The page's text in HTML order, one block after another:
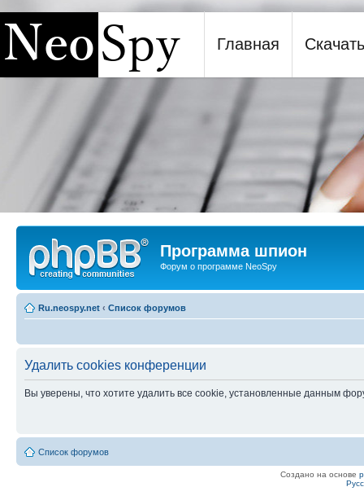
Программа шпион NeoSpy
Главная Скачать
Программа шпион
Форум о программе NeoSpy
Ru.neospy.net ‹ Список форумов
Удалить cookies конференции
Вы уверены, что хотите удалить все cookie, установленные данным
Список форумов
Создано на основе